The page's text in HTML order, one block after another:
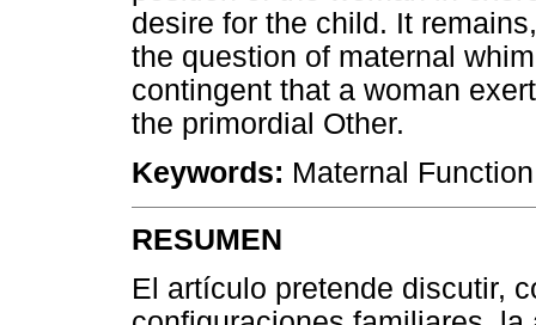
desire for the child. It
the question of maternal
contingent that a woman
the primordial Other.
Keywords: Maternal
RESUMEN
El artículo pretende discutir,